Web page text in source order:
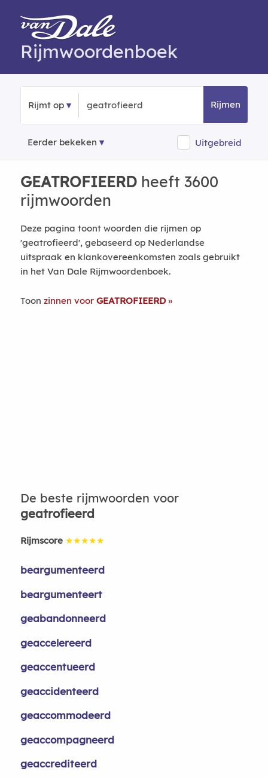
Rijmwoordenboek
Rijmt op Rijmen
Eerder bekeken Uitgebreid
GEATROFIEERDheeft 3600
rijmwoorden
Deze pagina toont woorden die rijmen op
'geatrofieerd', gebaseerd op Nederlandse
uitspraak en klankovereenkomsten zoals gebruikt
in het Van Dale Rijmwoordenboek.
Toon zinnen voor GEATROFIEERD
De beste rijmwoorden voor
geatrofieerd
Rijmscore ★★★★★
beargumenteerd
beargumenteert
geabandonneerd
geaccelereerd
geaccentueerd
geaccidenteerd
geaccommodeerd
geaccompagneerd
geaccrediteerd